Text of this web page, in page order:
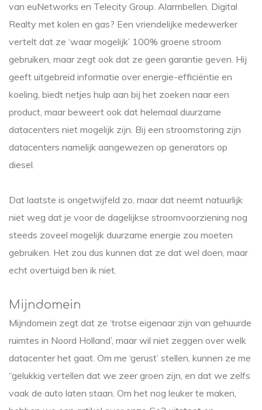
van euNetworks en Telecity Group. Alarmbellen. Digital
Realty met kolen en gas? Een vriendelijke medewerker
vertelt dat ze ‘waar mogelijk’ 100% groene stroom
gebruiken, maar zegt ook dat ze geen garantie geven. Hij
geeft uitgebreid informatie over energie-efficiëntie en
koeling, biedt netjes hulp aan bij het zoeken naar een
product, maar beweert ook dat helemaal duurzame
datacenters niet mogelijk zijn. Bij een stroomstoring zijn
datacenters namelijk aangewezen op generators op
diesel.
Dat laatste is ongetwijfeld zo, maar dat neemt natuurlijk
niet weg dat je voor de dagelijkse stroomvoorziening nog
steeds zoveel mogelijk duurzame energie zou moeten
gebruiken. Het zou dus kunnen dat ze dat wel doen, maar
echt overtuigd ben ik niet.
Mijndomein
Mijndomein zegt dat ze ‘trotse eigenaar zijn van gehuurde
ruimtes in Noord Holland’, maar wil niet zeggen over welk
datacenter het gaat. Om me ‘gerust’ stellen, kunnen ze me
“gelukkig vertellen dat we zeer groen zijn, en dat we zelfs
vaak de auto laten staan. Om het nog leuker te maken,